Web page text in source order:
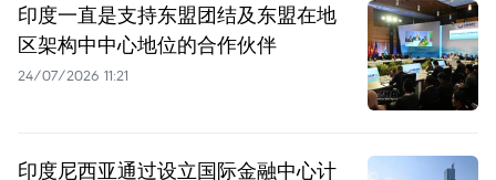
印度一直是支持东盟团结及东盟在地
区架构中中心地位的合作伙伴
24/07/2026 11:21
印度尼西亚通过设立国际金融中心计